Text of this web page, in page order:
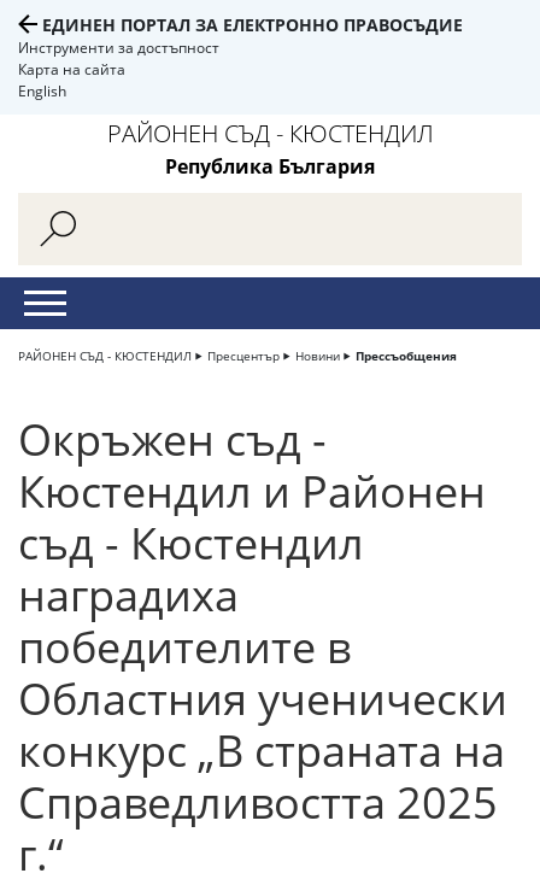
ЕДИНЕН ПОРТАЛ ЗА ЕЛЕКТРОННО ПРАВОСЪДИЕ
Инструменти за достъпност
Карта на сайта
English
РАЙОНЕН СЪД - КЮСТЕНДИЛ
Република България
РАЙОНЕН СЪД - КЮСТЕНДИЛ Пресцентър Новини Прессъобщения
Окръжен съд -
Кюстендил и Районен
съд - Кюстендил
наградиха
победителите в
Областния ученически
конкурс „В страната на
Справедливостта 2025
г.“